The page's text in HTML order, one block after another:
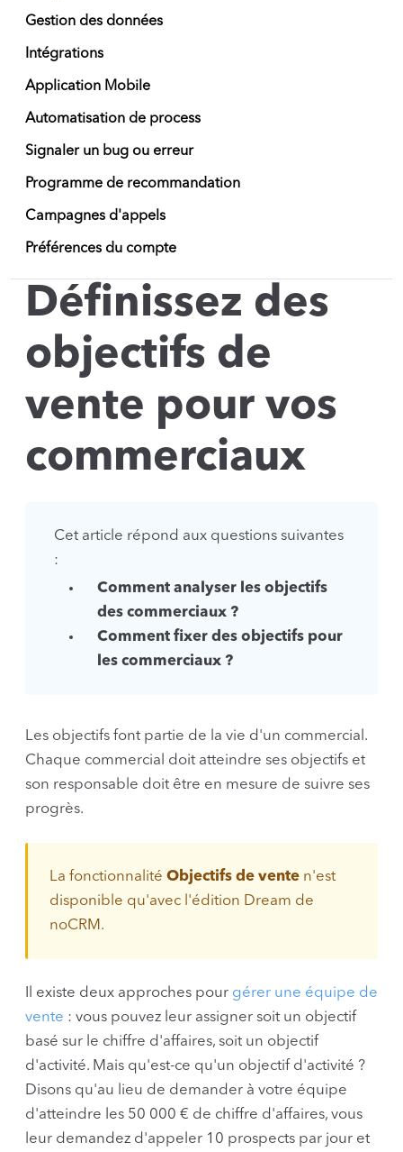
Gestion des données
Intégrations
Application Mobile
Automatisation de process
Signaler un bug ou erreur
Programme de recommandation
Campagnes d'appels
Préférences du compte
Définissez des
objectifs de
vente pour vos
commerciaux
Cet article répond aux questions suivantes
:
Comment analyser les objectifs
des commerciaux ?
Comment fixer des objectifs pour
les commerciaux ?
Les objectifs font partie de la vie d'un commercial.
Chaque commercial doit atteindre ses objectifs et
son responsable doit être en mesure de suivre ses
progrès.
La fonctionnalité Objectifs de vente n'est
disponible qu'avec l'édition Dream de
noCRM.
Il existe deux approches pour gérer une équipe de
vente : vous pouvez leur assigner soit un objectif
basé sur le chiffre d'affaires, soit un objectif
d'activité. Mais qu'est-ce qu'un objectif d'activité ?
Disons qu'au lieu de demander à votre équipe
d'atteindre les 50 000 € de chiffre d'affaires, vous
leur demandez d'appeler 10 prospects par jour et